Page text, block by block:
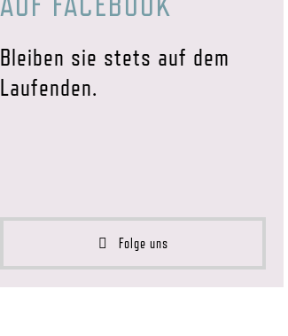
Bleiben sie stets auf dem
Laufenden.
Folge uns